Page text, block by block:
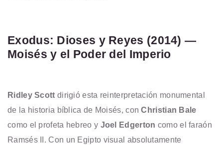
Exodus: Dioses y Reyes (2014) —
Moisés y el Poder del Imperio
Ridley Scott dirigió esta reinterpretación monumental
de la historia bíblica de Moisés, conChristian Bale
como el profeta hebreo y Joel Edgerton como el faraón
Ramsés II. Con un Egipto visual absolutamente